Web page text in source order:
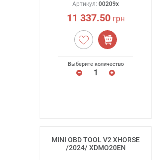
Артикул:00209x
11 337.50грн
Выберите количество
MINI OBD TOOL V2 XHORSE
/2024/ XDMO20EN